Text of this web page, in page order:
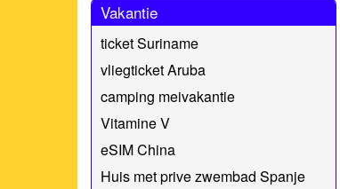
Vakantie
ticket Suriname
vliegticket Aruba
camping meivakantie
Vitamine V
eSIM China
Huis met prive zwembad Spanje